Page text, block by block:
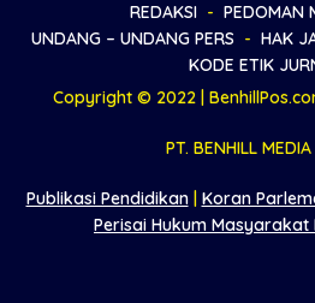
REDAKSI
PEDOMAN
UNDANG – UNDANG PERS
HAK
KODE ETIK
Copyright © 2022 |
PT. BENHILL
Publikasi Pendidikan| Koran
Perisai Hukum Masyarakat